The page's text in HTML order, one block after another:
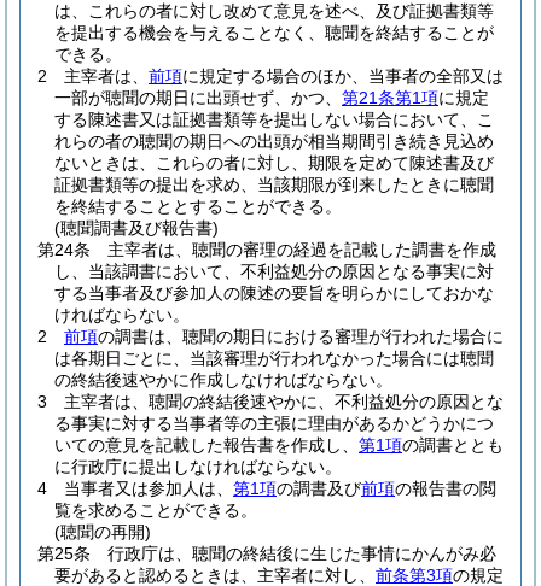
は、これらの者に対し改めて意見を述べ、及び証拠書類等
を提出する機会を与えることなく、聴聞を終結することが
できる。
2
主宰者は、 前項に規定する場合のほか、当事者の全部又は
一部が聴聞の期日に出頭せず、かつ、 第21条第1項に規定
する陳述書又は証拠書類等を提出しない場合において、こ
れらの者の聴聞の期日への出頭が相当期間引き続き見込め
ないときは、これらの者に対し、期限を定めて陳述書及び
証拠書類等の提出を求め、当該期限が到来したときに聴聞
を終結することとすることができる。
(聴聞調書及び報告書)
第24条
主宰者は、聴聞の審理の経過を記載した調書を作成
し、当該調書において、不利益処分の原因となる事実に対
する当事者及び参加人の陳述の要旨を明らかにしておかな
ければならない。
2
前項の調書は、聴聞の期日における審理が行われた場合に
は各期日ごとに、当該審理が行われなかった場合には聴聞
の終結後速やかに作成しなければならない。
3
主宰者は、聴聞の終結後速やかに、不利益処分の原因とな
る事実に対する当事者等の主張に理由があるかどうかにつ
いての意見を記載した報告書を作成し、 第1項の調書ととも
に行政庁に提出しなければならない。
4
当事者又は参加人は、 第1項の調書及び前項の報告書の閲
覧を求めることができる。
(聴聞の再開)
第25条
行政庁は、聴聞の終結後に生じた事情にかんがみ必
要があると認めるときは、主宰者に対し、 前条第3項の規定